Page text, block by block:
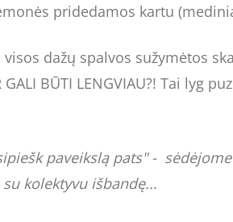
pridedamos kartu
dažų spalvos sužymėtos
BŪTI LENGVIAU?! Tai lyg
paveikslą pats" -
kolektyvu išbandę...